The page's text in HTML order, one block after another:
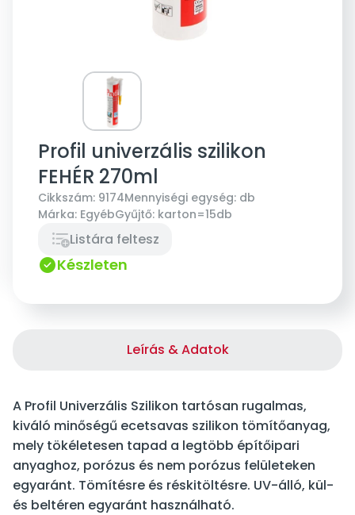
Profil univerzális szilikon
FEHÉR 270ml
Cikkszám: 9174Mennyiségi egység: db
Márka: EgyébGyűjtő: karton=15db
Listára feltesz
Készleten
Leírás & Adatok
A Profil Univerzális Szilikon tartósan rugalmas,
kiváló minőségű ecetsavas szilikon tömítőanyag,
mely tökéletesen tapad a legtöbb építőipari
anyaghoz, porózus és nem porózus felületeken
egyaránt. Tömítésre és réskitöltésre. UV-álló, kül-
és beltéren egyaránt használható.